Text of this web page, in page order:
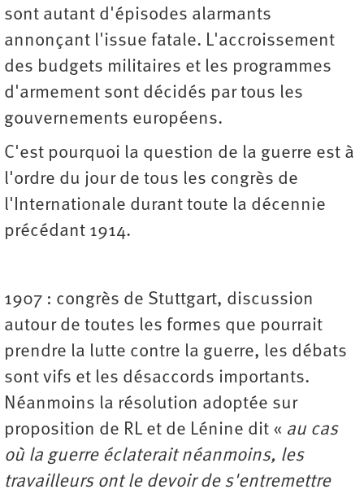
sont autant d'épisodes alarmants
annonçant l'issue fatale. L'accroissement
des budgets militaires et les programmes
d'armement sont décidés par tous les
gouvernements européens.
C'est pourquoi la question de la guerre est à
l'ordre du jour de tous les congrès de
l'Internationale durant toute la décennie
précédant 1914.
1907 : congrès de Stuttgart, discussion
autour de toutes les formes que pourrait
prendre la lutte contre la guerre, les débats
sont vifs et les désaccords importants.
Néanmoins la résolution adoptée sur
proposition de RL et de Lénine dit « au cas
où la guerre éclaterait néanmoins, les
travailleurs ont le devoir de s'entremettre